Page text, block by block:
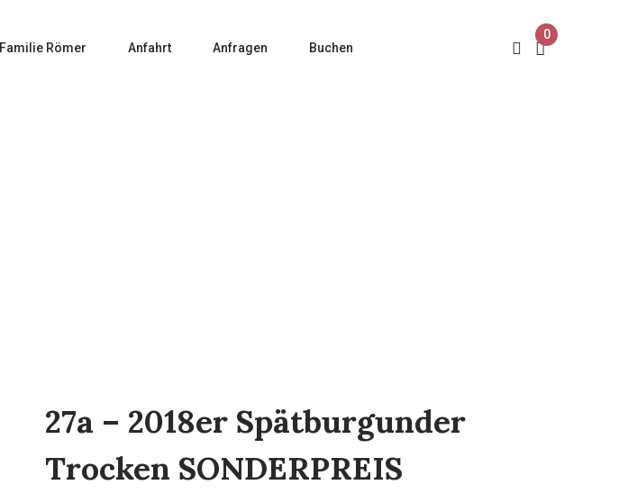
Familie Römer Anfahrt Anfragen Buchen
0
27a – 2018er Spätburgunder
Trocken SONDERPREIS